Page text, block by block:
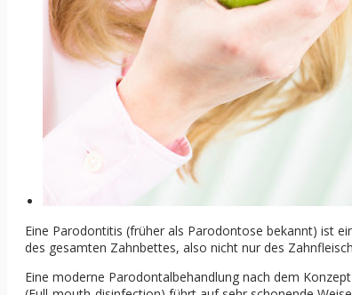
Eine Parodontitis (früher als Parodontose bekannt) ist
des gesamten Zahnbettes, also nicht nur des
Eine moderne Parodontalbehandlung nach dem